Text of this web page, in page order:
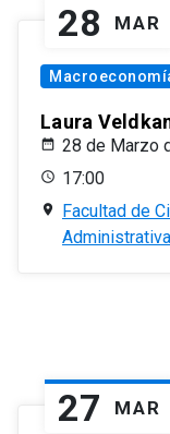
28 MAR
Laura
28 de Marzo
17:00
Facultad de
27 MAR